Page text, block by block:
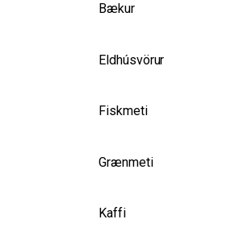
Bækur
Eldhúsvörur
Fiskmeti
Grænmeti
Kaffi